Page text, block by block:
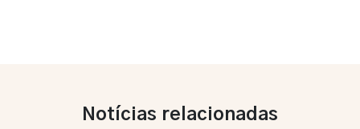
Notícias relacionadas